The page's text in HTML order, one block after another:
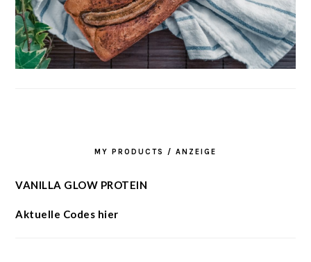
MY PRODUCTS / ANZEIGE
VANILLA GLOW PROTEIN
Aktuelle Codes hier